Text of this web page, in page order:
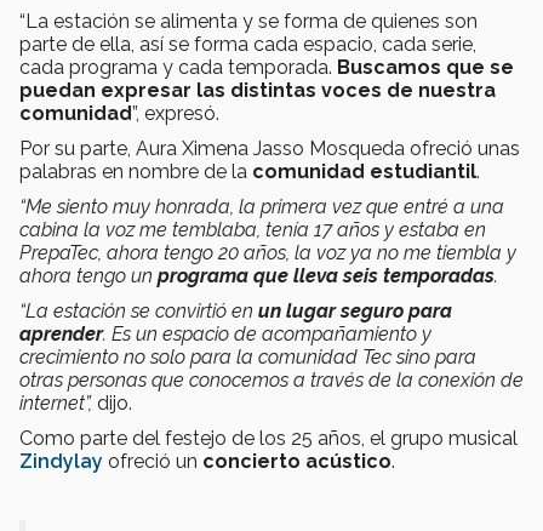
“La estación se alimenta y se forma de quienes son
parte de ella, así se forma cada espacio, cada serie,
cada programa y cada temporada. Buscamos que se
puedan expresar las distintas voces de nuestra
comunidad”, expresó.
Por su parte, Aura Ximena Jasso Mosqueda ofreció unas
palabras en nombre de la comunidad estudiantil.
“Me siento muy honrada, la primera vez que entré a una
cabina la voz me temblaba, tenía 17 años y estaba en
PrepaTec, ahora tengo 20 años, la voz ya no me tiembla y
ahora tengo un programa que lleva seis temporadas.
“La estación se convirtió en un lugar seguro para
aprender. Es un espacio de acompañamiento y
crecimiento no solo para la comunidad Tec sino para
otras personas que conocemos a través de la conexión de
internet”, dijo.
Como parte del festejo de los 25 años, el grupo musical
Zindylay ofreció un concierto acústico.